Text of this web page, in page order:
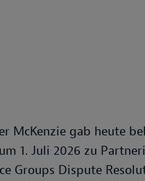
McKenzie gab heute
1. Juli 2026 zu
Groups Dispute